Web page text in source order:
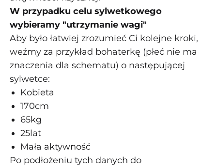
W przypadku celu sylwetkowego
wybieramy "utrzymanie wagi"
Aby było łatwiej zrozumieć Ci kolejne kroki,
weźmy za przykład bohaterkę (płeć nie ma
znaczenia dla schematu) o następującej
sylwetce:
Kobieta
170cm
65kg
25lat
Mała aktywność
Po podłożeniu tych danych do